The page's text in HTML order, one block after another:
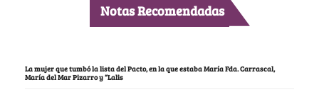
Notas Recomendadas
La mujer que tumbó la lista del Pacto, en la que estaba María Fda. Carrascal,
María del Mar Pizarro y “Lalis